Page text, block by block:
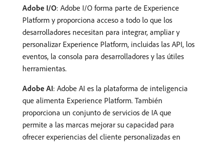
Adobe I/O: Adobe I/O forma parte de Experience
Platform y proporciona acceso a todo lo que los
desarrolladores necesitan para integrar, ampliar y
personalizar Experience Platform, incluidas las API, los
eventos, la consola para desarrolladores y las útiles
herramientas.
Adobe AI: Adobe AI es la plataforma de inteligencia
que alimenta Experience Platform. También
proporciona un conjunto de servicios de IA que
permite a las marcas mejorar su capacidad para
ofrecer experiencias del cliente personalizadas en